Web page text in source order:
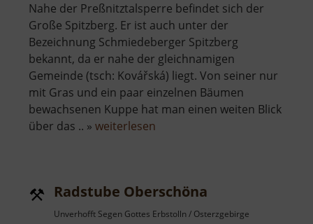
Nahe der Preßnitztalsperre befindet sich der
Große Spitzberg. Er ist auch unter der
Bezeichnung Schmiedeberger Spitzberg
bekannt, da er nahe der gleichnamigen
Gemeinde (tsch: Kovářská) liegt. Von seiner nur
mit Gras und ein paar einzelnen Bäumen
bewachsenen Kuppe hat man einen weiten Blick
über das .. » weiterlesen
Radstube Oberschöna
Unverhofft Segen Gottes Erbstolln / Osterzgebirge